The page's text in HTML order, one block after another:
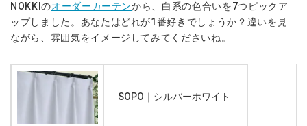
NOKKIのオーダーカーテンから、白系の色合いを7つピックア
ップしました。あなたはどれが1番好きでしょうか？違いを見
ながら、雰囲気をイメージしてみてくださいね。
SOPO｜シルバーホワイト